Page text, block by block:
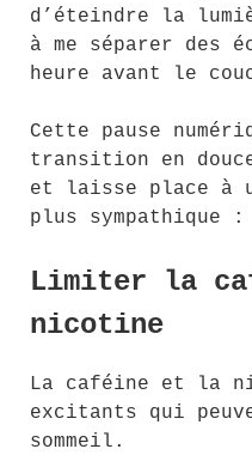
d’éteindre la
à me séparer des
heure avant le
Cette pause
transition en
et laisse place à
plus sympathique
Limiter la
nicotine
La caféine et la
excitants qui
sommeil.